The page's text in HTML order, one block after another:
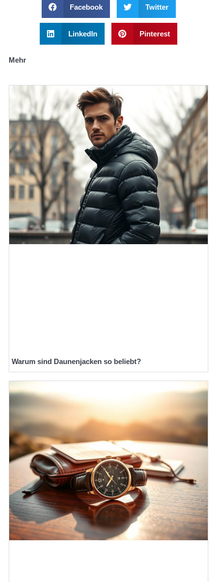
Facebook Twitter
LinkedIn Pinterest
Mehr
Warum sind Daunenjacken so beliebt?